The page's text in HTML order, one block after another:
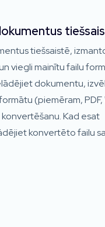
tiešsaistē,
viegli mainītu failu
dokumentu,
(piemēram, PDF,
Kad esat
konvertēto failu